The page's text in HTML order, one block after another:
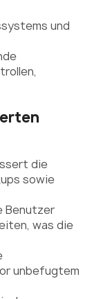
und
die
sowie
Benutzer
was die
unbefugtem